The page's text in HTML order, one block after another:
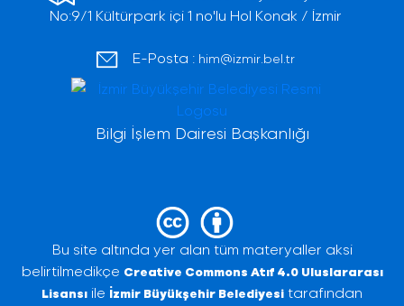
No:9/1 Kültürpark içi 1 no'lu Hol Konak / İzmir
E-Posta : him@izmir.bel.tr
Bilgi İşlem Dairesi Başkanlığı
Bu site altında yer alan tüm materyaller aksi
belirtilmedikçe Creative Commons Atıf 4.0 Uluslararası
Lisansı ile İzmir Büyükşehir Belediyesi tarafından